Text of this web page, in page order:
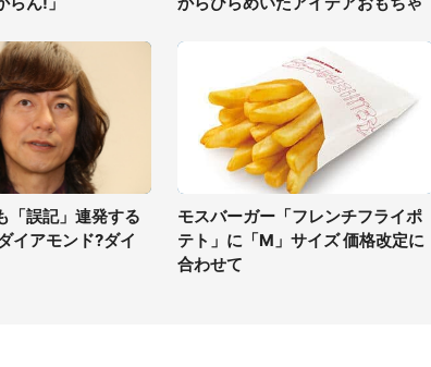
「誤記」連発する
イアモンド?ダイ
モスバーガー「フレンチフライポ
テト」に「M」サイズ 価格改定に
合わせて